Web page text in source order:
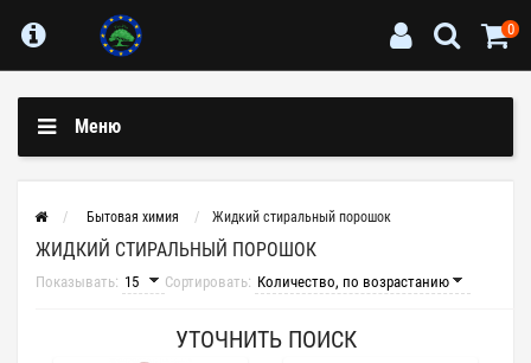
0
Меню
Бытовая химия Жидкий стиральный порошок
ЖИДКИЙ СТИРАЛЬНЫЙ ПОРОШОК
Показывать: Сортировать:
УТОЧНИТЬ ПОИСК